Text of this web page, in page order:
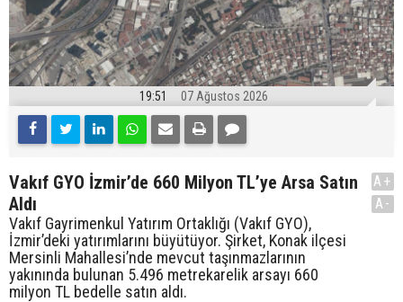
19:51 07 Ağustos 2026
Vakıf GYO İzmir’de 660 Milyon TL’ye Arsa Satın
Aldı
Vakıf Gayrimenkul Yatırım Ortaklığı (Vakıf GYO),
İzmir’deki yatırımlarını büyütüyor. Şirket, Konak ilçesi
Mersinli Mahallesi’nde mevcut taşınmazlarının
yakınında bulunan 5.496 metrekarelik arsayı 660
milyon TL bedelle satın aldı.
A+
A-